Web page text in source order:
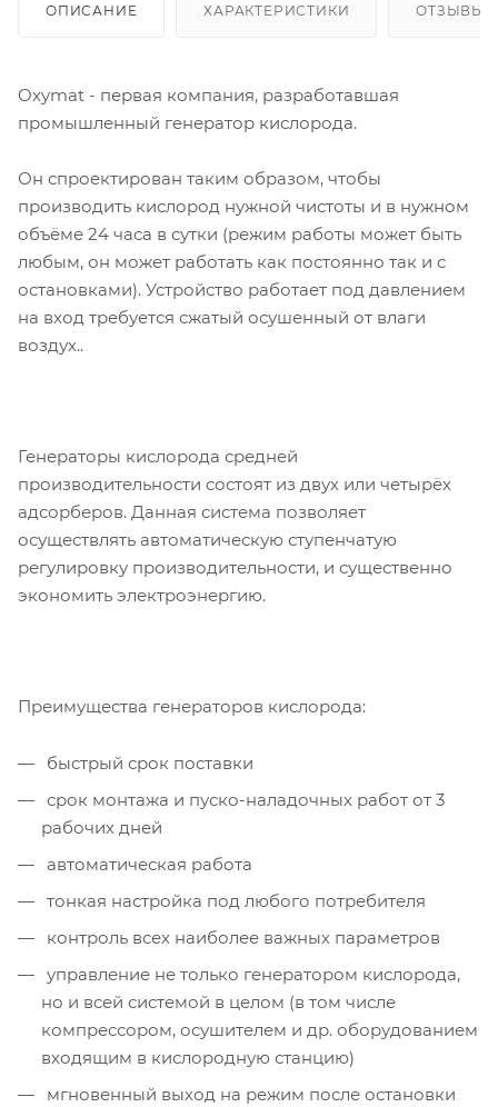
ОПИСАНИЕ ХАРАКТЕРИСТИКИ ОТЗЫВЫ
Oxymat - первая компания, разработавшая
промышленный генератор кислорода.
Он спроектирован таким образом, чтобы
производить кислород нужной чистоты и в нужном
объёме 24 часа в сутки (режим работы может быть
любым, он может работать как постоянно так и с
остановками). Устройство работает под давлением
на вход требуется сжатый осушенный от влаги
воздух..
Генераторы кислорода средней
производительности состоят из двух или четырёх
адсорберов. Данная система позволяет
осуществлять автоматическую ступенчатую
регулировку производительности, и существенно
экономить электроэнергию.
Преимущества генераторов кислорода:
быстрый срок поставки
срок монтажа и пуско-наладочных работ от 3
рабочих дней
автоматическая работа
тонкая настройка под любого потребителя
контроль всех наиболее важных параметров
управление не только генератором кислорода,
но и всей системой в целом (в том числе
компрессором, осушителем и др. оборудованием
входящим в кислородную станцию)
мгновенный выход на режим после остановки